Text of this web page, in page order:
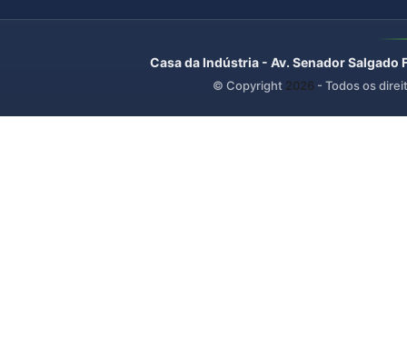
Casa da Indústria - Av. Senador
© Copyright 2026 - Todos os